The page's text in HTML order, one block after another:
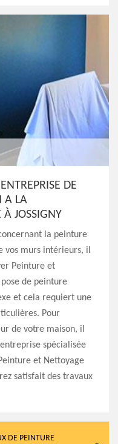
DE
A LA
À JOSSIGNY
la peinture
vos murs intérieurs, il
Peinture et
de peinture
et cela requiert une
Pour
de votre maison, il
spécialisée
et Nettoyage
satisfait des travaux
DE PEINTURE